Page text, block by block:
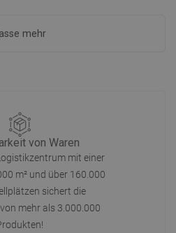
mehr
von Waren
mit einer
m² und über 160.000
sichert die
mehr als 3.000.000